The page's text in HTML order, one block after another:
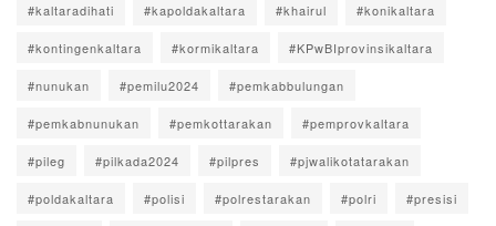
#kaltaradihati #kapoldakaltara #khairul #konikaltara
#kontingenkaltara #kormikaltara #KPwBIprovinsikaltara
#nunukan #pemilu2024 #pemkabbulungan
#pemkabnunukan #pemkottarakan #pemprovkaltara
#pileg #pilkada2024 #pilpres #pjwalikotatarakan
#poldakaltara #polisi #polrestarakan #polri #presisi